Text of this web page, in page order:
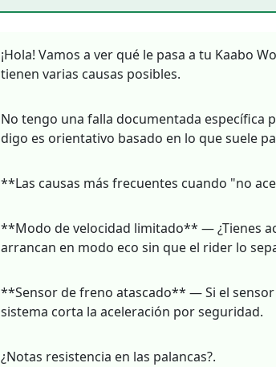
¡Hola! Vamos a ver qué le pasa a tu Kaabo
tienen varias causas posibles.
No tengo una falla documentada específica
digo es orientativo basado en lo que suele
**Las causas más frecuentes cuando "no
**Modo de velocidad limitado** — ¿Tienes
arrancan en modo eco sin que el rider lo
**Sensor de freno atascado** — Si el
sistema corta la aceleración por seguridad.
¿Notas resistencia en las palancas?.